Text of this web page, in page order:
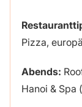
Pizza,
Abends:
Hanoi & Spa